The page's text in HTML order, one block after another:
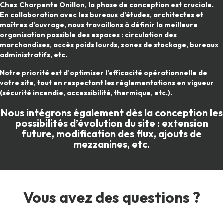
Chez Charpente Onillon, la phase de conception est cruciale.
En collaboration avec les bureaux d’études, architectes et
maîtres d’ouvrage, nous travaillons à définir la meilleure
organisation possible des espaces : circulation des
marchandises, accès poids lourds, zones de stockage, bureaux
administratifs, etc.
Notre priorité est d’optimiser l’efficacité opérationnelle de
votre site, tout en respectant les réglementations en vigueur
(sécurité incendie, accessibilité, thermique, etc.).
Nous intégrons également dès la conception les
possibilités d’évolution du site : extension
future, modification des flux, ajouts de
mezzanines, etc.
Vous avez des questions ?